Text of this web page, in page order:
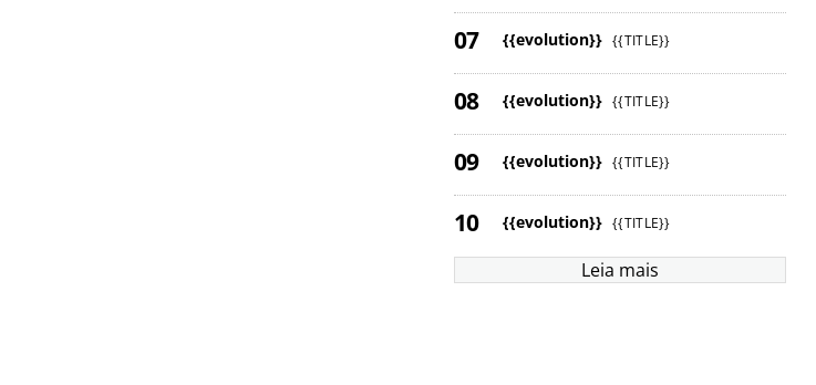
{{evolution}} {{TITLE}}
{{evolution}} {{TITLE}}
{{evolution}} {{TITLE}}
{{evolution}} {{TITLE}}
Leia mais